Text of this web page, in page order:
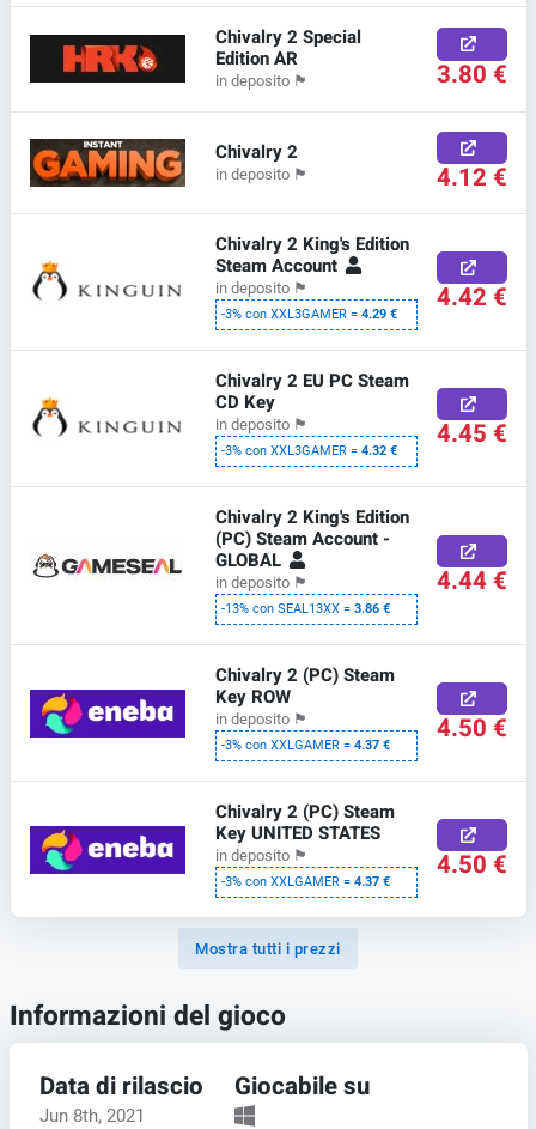
Chivalry 2 Special
Edition AR
in deposito 🏴 3.80 €
Chivalry 2
in deposito 🏴 4.12 €
Chivalry 2 King's Edition
Steam Account
in deposito 🏴
-3% con XXL3GAMER =4.29 € 4.42 €
Chivalry 2 EU PC Steam
CD Key
in deposito 🏴
-3% con XXL3GAMER =4.32 € 4.45 €
Chivalry 2 King's Edition
(PC) Steam Account -
GLOBAL
in deposito 🏴
-13% con SEAL13XX =3.86 €
4.44 €
Chivalry 2 (PC) Steam
Key ROW
in deposito 🏴
-3% con XXLGAMER =4.37 € 4.50 €
Chivalry 2 (PC) Steam
Key UNITED STATES
in deposito 🏴
-3% con XXLGAMER =4.37 € 4.50 €
Mostra tutti i prezzi
Informazioni del gioco
Data di rilascio
Jun 8th, 2021
Giocabile su